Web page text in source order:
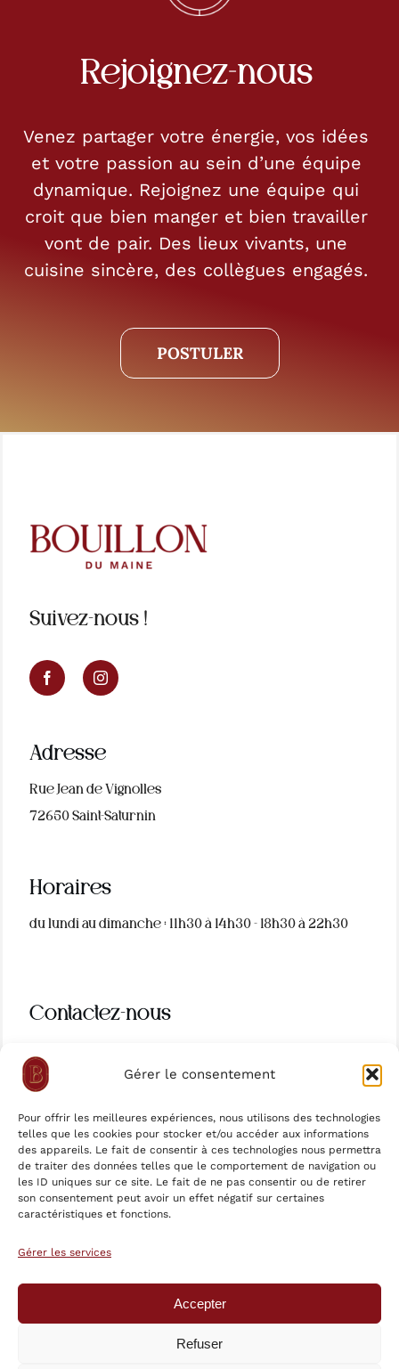
Gérer le consentement
Pour offrir les meilleures expériences, nous utilisons des technologies
telles que les cookies pour stocker et/ou accéder aux informations
des appareils. Le fait de consentir à ces technologies nous permettra
de traiter des données telles que le comportement de navigation ou
les ID uniques sur ce site. Le fait de ne pas consentir ou de retirer
son consentement peut avoir un effet négatif sur certaines
caractéristiques et fonctions.
Gérer les services
Accepter
Refuser
Rejoignez-nous
Venez partager votre énergie, vos idées
et votre passion au sein d’une équipe
dynamique. Rejoignez une équipe qui
croit que bien manger et bien travailler
vont de pair. Des lieux vivants, une
cuisine sincère, des collègues engagés.
POSTULER
Suivez-nous !
Adresse
Rue Jean de Vignolles
72650 Saint-Saturnin
Horaires
du lundi au dimanche : 11h30 à 14h30 - 18h30 à 22h30
Contactez-nous
evenement@bouillon-maine.com
RÉSERVER LA CARTE
NOTRE HISTOIRE AVIS CLIENTS
CONTACT & ACCÈS RECRUTEMENT
Politique de cookies (UE)
© 2026 - 2026 • LBF LES BOUILLONS FRANÇAIS